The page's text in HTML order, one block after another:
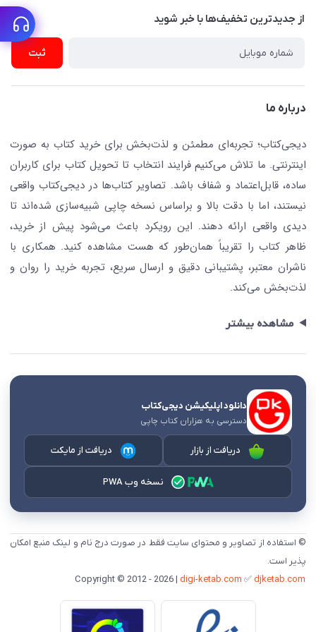
نویسندگان و مترجمان
کافه دیجی کتاب
جستجو در سایت
کتابیاب
رهگیری مرسولات پستی
ارسال تیکت پشتیبانی
از جدید‌ترین تخفیف‌ها با‌ خبر شوید
ثبت
درباره ما
دیجی‌کتاب؛ تجربه‌ای مطمئن و لذت‌بخش برای خرید کتاب به صورت
اینترنتی. ما تلاش می‌کنیم فرایند انتخاب تا تحویل کتاب برای کاربران
ساده، قابل‌اعتماد و شفاف باشد. تصاویر کتاب‌ها در دیجی‌کتاب واقعی
نیستند، اما با دقت بالا و براساس نسخه چاپی شبیه‌سازی شده‌اند تا
دیدی واقعی ارائه دهند. این رویکرد باعث می‌شود پیش از خرید،
ظاهر کتاب را تقریباً همان‌طور که هست مشاهده کنید. همکاری با
ناشران معتبر، پشتیبانی دقیق و ارسال سریع، تجربه خرید را روان و
لذت‌بخش می‌کند.
مشاهده بیشتر
دانلود اپلیکیشن دیجی‌کتاب
دسترسی به هزاران کتاب چاپی
دریافت از بازار دریافت از مایکت
نسخه وب PWA
© استفاده از تصاویر و محتوای سایت فقط در صورت درج نام و لینک منبع امکان
پذیر است.
digi-ketab.com ✅djketab.com